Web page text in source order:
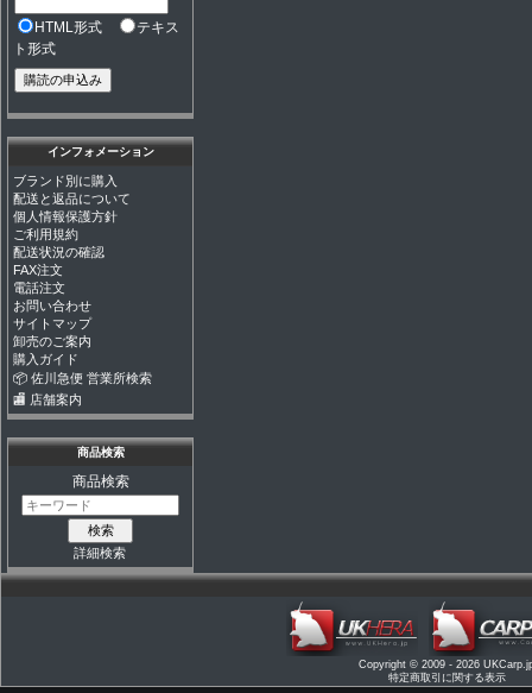
HTML形式
テキス
ト形式
インフォメーション
ブランド別に購入
配送と返品について
個人情報保護方針
ご利用規約
配送状況の確認
FAX注文
電話注文
お問い合わせ
サイトマップ
卸売のご案内
購入ガイド
📦 佐川急便 営業所検索
🏬 店舗案内
商品検索
商品検索
詳細検索
Copyright © 2009 - 2026
特定商取引に関する表示